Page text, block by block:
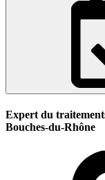
Expert du
Bouches-du-Rhône